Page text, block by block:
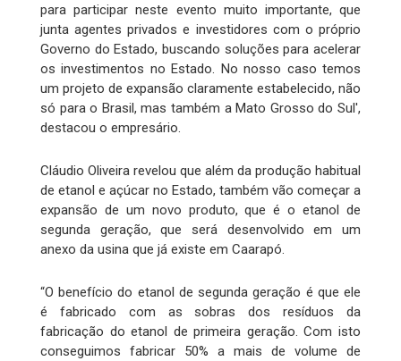
para participar neste evento muito importante, que
junta agentes privados e investidores com o próprio
Governo do Estado, buscando soluções para acelerar
os investimentos no Estado. No nosso caso temos
um projeto de expansão claramente estabelecido, não
só para o Brasil, mas também a Mato Grosso do Sul',
destacou o empresário.
Cláudio Oliveira revelou que além da produção habitual
de etanol e açúcar no Estado, também vão começar a
expansão de um novo produto, que é o etanol de
segunda geração, que será desenvolvido em um
anexo da usina que já existe em Caarapó.
“O benefício do etanol de segunda geração é que ele
é fabricado com as sobras dos resíduos da
fabricação do etanol de primeira geração. Com isto
conseguimos fabricar 50% a mais de volume de